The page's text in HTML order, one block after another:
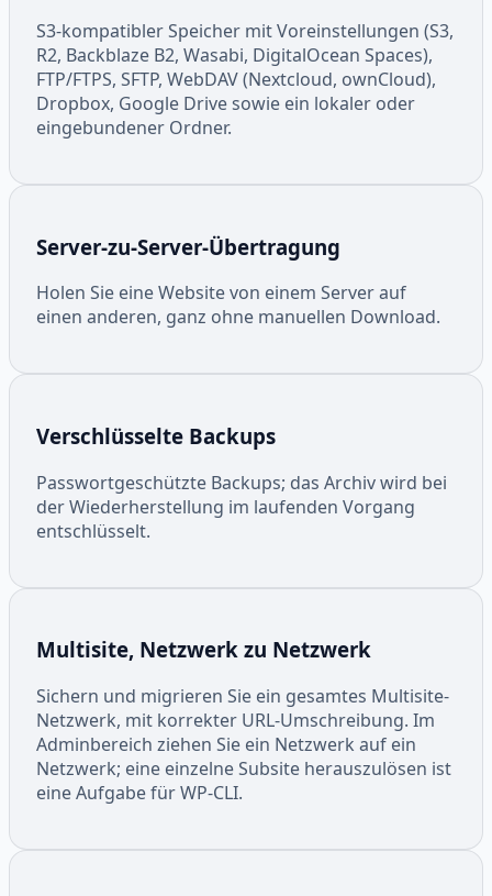
S3-kompatibler Speicher mit Voreinstellungen (S3,
R2, Backblaze B2, Wasabi, DigitalOcean Spaces),
FTP/FTPS, SFTP, WebDAV (Nextcloud, ownCloud),
Dropbox, Google Drive sowie ein lokaler oder
eingebundener Ordner.
Server-zu-Server-Übertragung
Holen Sie eine Website von einem Server auf
einen anderen, ganz ohne manuellen Download.
Verschlüsselte Backups
Passwortgeschützte Backups; das Archiv wird bei
der Wiederherstellung im laufenden Vorgang
entschlüsselt.
Multisite, Netzwerk zu Netzwerk
Sichern und migrieren Sie ein gesamtes Multisite-
Netzwerk, mit korrekter URL-Umschreibung. Im
Adminbereich ziehen Sie ein Netzwerk auf ein
Netzwerk; eine einzelne Subsite herauszulösen ist
eine Aufgabe für WP-CLI.